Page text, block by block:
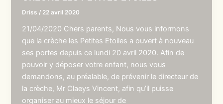
Driss / 22 avril 2020
21/04/2020 Chers parents, Nous vous informons
que la crèche les Petites Etoiles a ouvert à nouveau
ses portes depuis ce lundi 20 avril 2020. Afin de
pouvoir y déposer votre enfant, nous vous
demandons, au préalable, de prévenir le directeur de
la crèche, Mr Claeys Vincent, afin qu’il puisse
organiser au mieux le séjour de